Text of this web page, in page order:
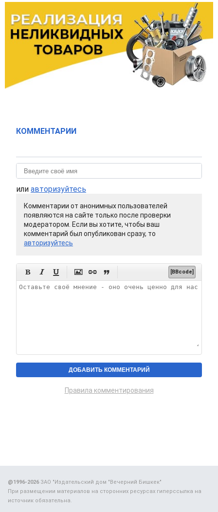
КОММЕНТАРИИ
или авторизуйтесь
Комментарии от анонимных пользователей
появляются на сайте только после проверки
модератором. Если вы хотите, чтобы ваш
комментарий был опубликован сразу, то
авторизуйтесь
      [BBcode]
Правила комментирования
@1996-2026ЗАО "Издательский дом "Вечерний Бишкек"
При размещении материалов на сторонних ресурсах гиперссылка на
источник обязательна.